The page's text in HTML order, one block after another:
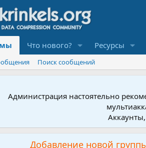
Что нового? Ресурсы
Поиск сообщений
Администрация настоятельно
Добавление новой